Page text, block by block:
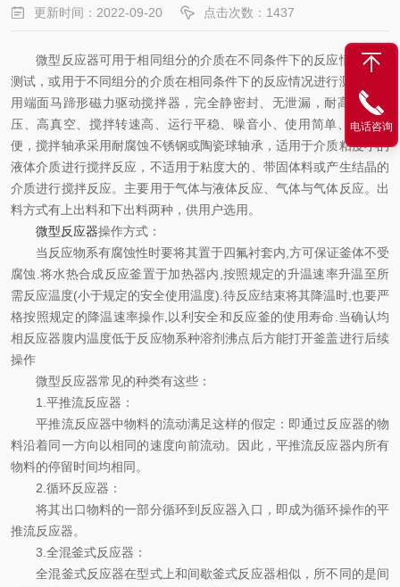
更新时间：2022-09-20 点击次数：1437
微型反应器可用于相同组分的介质在不同条件下的反应情况进行
测试，或用于不同组分的介质在相同条件下的反应情况进行测试。采
用端面马蹄形磁力驱动搅拌器，完全静密封、无泄漏，耐高温、高
压、高真空、搅拌转速高、运行平稳、噪音小、使用简单、操作方
便，搅拌轴承采用耐腐蚀不锈钢或陶瓷球轴承，适用于介质粘度小的
液体介质进行搅拌反应，不适用于粘度大的、带固体料或产生结晶的
介质进行搅拌反应。主要用于气体与液体反应、气体与气体反应。出
料方式有上出料和下出料两种，供用户选用。
微型反应器操作方式：
当反应物系有腐蚀性时要将其置于四氟衬套内,方可保证釜体不受
腐蚀.将水热合成反应釜置于加热器内,按照规定的升温速率升温至所
需反应温度(小于规定的安全使用温度).待反应结束将其降温时,也要严
格按照规定的降温速率操作,以利安全和反应釜的使用寿命.当确认均
相反应器腹内温度低于反应物系种溶剂沸点后方能打开釜盖进行后续
操作
微型反应器常见的种类有这些：
1.平推流反应器：
平推流反应器中物料的流动满足这样的假定：即通过反应器的物
料沿着同一方向以相同的速度向前流动。因此，平推流反应器内所有
物料的停留时间均相同。
2.循环反应器：
将其出口物料的一部分循环到反应器入口，即成为循环操作的平
推流反应器。
3.全混釜式反应器：
全混釜式反应器在型式上和间歇釜式反应器相似，所不同的是间
电话咨询